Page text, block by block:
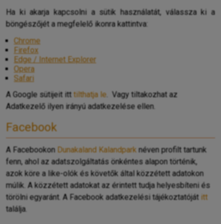
Ha ki akarja kapcsolni a sütik használatát, válassza ki a
böngészőjét a megfelelő ikonra kattintva:
Chrome
Firefox
Edge / Internet Explorer
Opera
Safari
A Google sütijeit itt tilthatja le Vagy tiltakozhat az
Adatkezelő ilyen irányú adatkezelése ellen.
Facebook
A Facebookon Dunakaland Kalandpark néven profilt tartunk
fenn, ahol az adatszolgáltatás önkéntes alapon történik,
azok köre a like-olók és követők által közzétett adatokon
múlik. A közzétett adatokat az érintett tudja helyesbíteni és
törölni egyaránt. A Facebook adatkezelési tájékoztatóját itt
találja.